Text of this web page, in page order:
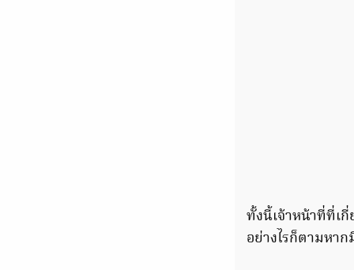
ทั้งนี้เจ้าหน้าที่ที่เ
อย่างไรก็ตามหา